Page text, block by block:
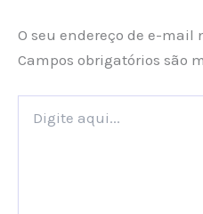
O seu endereço de e-mail
Campos obrigatórios são
aqui...